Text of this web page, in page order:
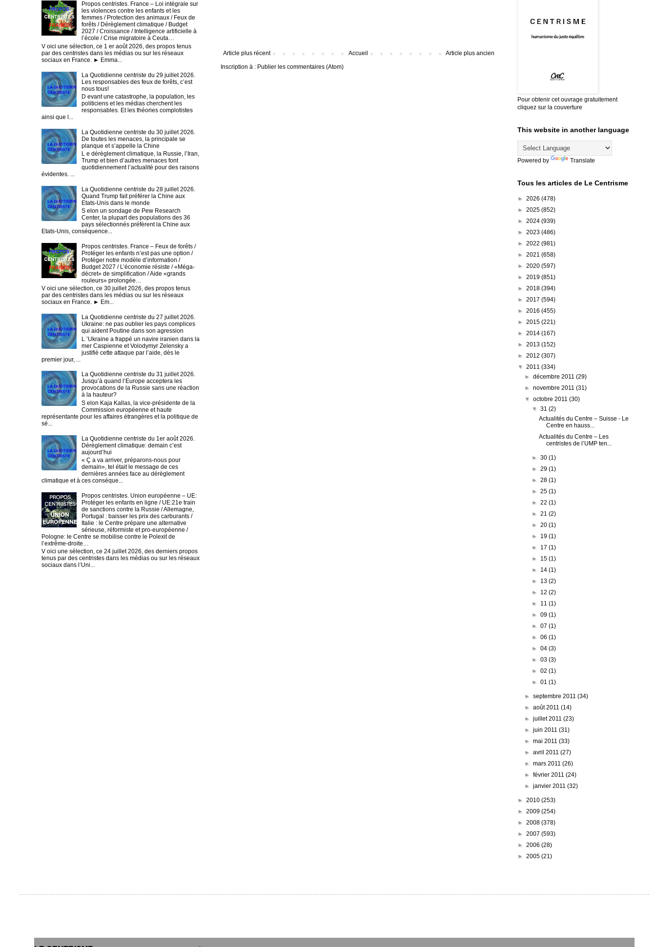
Article plus récent Article plus ancien
Accueil
Inscription à : Publier les commentaires (Atom)
Propos centristes. France – Loi intégrale sur
les violences contre les enfants et les
femmes / Protection des animaux / Feux de
forêts / Dérèglement climatique / Budget
2027 / Croissance / Intelligence artificielle à
l’école / Crise migratoire à Ceuta…
V oici une sélection, ce 1 er août 2026, des propos tenus
par des centristes dans les médias ou sur les réseaux
sociaux en France. ► Emma...
La Quotidienne centriste du 29 juillet 2026.
Les responsables des feux de forêts, c’est
nous tous!
D evant une catastrophe, la population, les
politiciens et les médias cherchent les
responsables. Et les théories complotistes
ainsi que l...
La Quotidienne centriste du 30 juillet 2026.
De toutes les menaces, la principale se
planque et s’appelle la Chine
L e dérèglement climatique, la Russie, l’Iran,
Trump et bien d’autres menaces font
quotidiennement l’actualité pour des raisons
évidentes. ...
La Quotidienne centriste du 28 juillet 2026.
Quand Trump fait préférer la Chine aux
Etats-Unis dans le monde
S elon un sondage de Pew Research
Center, la plupart des populations des 36
pays sélectionnés préfèrent la Chine aux
Etats-Unis, conséquence...
Propos centristes. France – Feux de forêts /
Protéger les enfants n’est pas une option /
Protéger notre modèle d’information /
Budget 2027 / L’économie résiste / «Méga-
décret» de simplification / Aide «grands
rouleurs» prolongée…
V oici une sélection, ce 30 juillet 2026, des propos tenus
par des centristes dans les médias ou sur les réseaux
sociaux en France. ► Em...
La Quotidienne centriste du 27 juillet 2026.
Ukraine: ne pas oublier les pays complices
qui aident Poutine dans son agression
L ’Ukraine a frappé un navire iranien dans la
mer Caspienne et Volodymyr Zelensky a
justifié cette attaque par l’aide, dès le
premier jour, ...
La Quotidienne centriste du 31 juillet 2026.
Jusqu’à quand l’Europe acceptera les
provocations de la Russie sans une réaction
à la hauteur?
S elon Kaja Kallas, la vice-présidente de la
Commission européenne et haute
représentante pour les affaires étrangères et la politique de
sé...
La Quotidienne centriste du 1er août 2026.
Dérèglement climatique: demain c’est
aujourd’hui
« Ç a va arriver, préparons-nous pour
demain», tel était le message de ces
dernières années face au dérèglement
climatique et à ces conséque...
Propos centristes. Union européenne – UE:
Protéger les enfants en ligne / UE:21e train
de sanctions contre la Russie / Allemagne,
Portugal : baisser les prix des carburants /
Italie : le Centre prépare une alternative
sérieuse, réformiste et pro-européenne /
Pologne: le Centre se mobilise contre le Polexit de
l’extrême-droite…
V oici une sélection, ce 24 juillet 2026, des derniers propos
tenus par des centristes dans les médias ou sur les réseaux
sociaux dans l’Uni...
Pour obtenir cet ouvrage gratuitement
cliquez sur la couverture
This website in another language
Powered by Translate
Tous les articles de Le Centrisme
► 2026 (478)
► 2025 (852)
► 2024 (939)
► 2023 (486)
► 2022 (981)
► 2021 (658)
► 2020 (597)
► 2019 (851)
► 2018 (394)
► 2017 (594)
► 2016 (455)
► 2015 (221)
► 2014 (167)
► 2013 (152)
► 2012 (307)
▼ 2011 (334)
►décembre 2011(29)
►novembre 2011(31)
▼octobre 2011(30)
▼ 31 (2)
Actualités du Centre – Suisse - Le
Centre en hauss...
Actualités du Centre – Les
centristes de l’UMP ten...
► 30 (1)
► 29 (1)
► 28 (1)
► 25 (1)
► 22 (1)
► 21 (2)
► 20 (1)
► 19 (1)
► 17 (1)
► 15 (1)
► 14 (1)
► 13 (2)
► 12 (2)
► 11 (1)
► 09 (1)
► 07 (1)
► 06 (1)
► 04 (3)
► 03 (3)
► 02 (1)
► 01 (1)
►septembre 2011(34)
►août 2011(14)
►juillet 2011(23)
►juin 2011(31)
►mai 2011(33)
►avril 2011(27)
►mars 2011(26)
►février 2011(24)
►janvier 2011(32)
► 2010 (253)
► 2009 (254)
► 2008 (378)
► 2007 (593)
► 2006 (28)
► 2005 (21)